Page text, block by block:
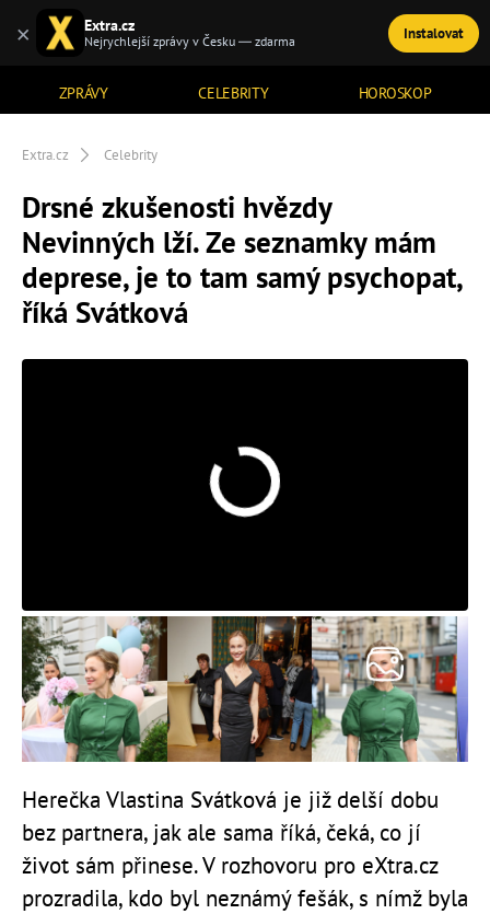
ZPRÁVY CELEBRITY HOROSKOP
TÉMATA
Extra.cz Celebrity
Drsné zkušenosti hvězdy
Nevinných lží. Ze seznamky mám
deprese, je to tam samý psychopat,
říká Svátková
Herečka Vlastina Svátková je již delší dobu
bez partnera, jak ale sama říká, čeká, co jí
život sám přinese. V rozhovoru pro eXtra.cz
prozradila, kdo byl neznámý fešák, s nímž byla
× Extra.cz
Nejrychlejší zprávy v Česku — zdarma Instalovat